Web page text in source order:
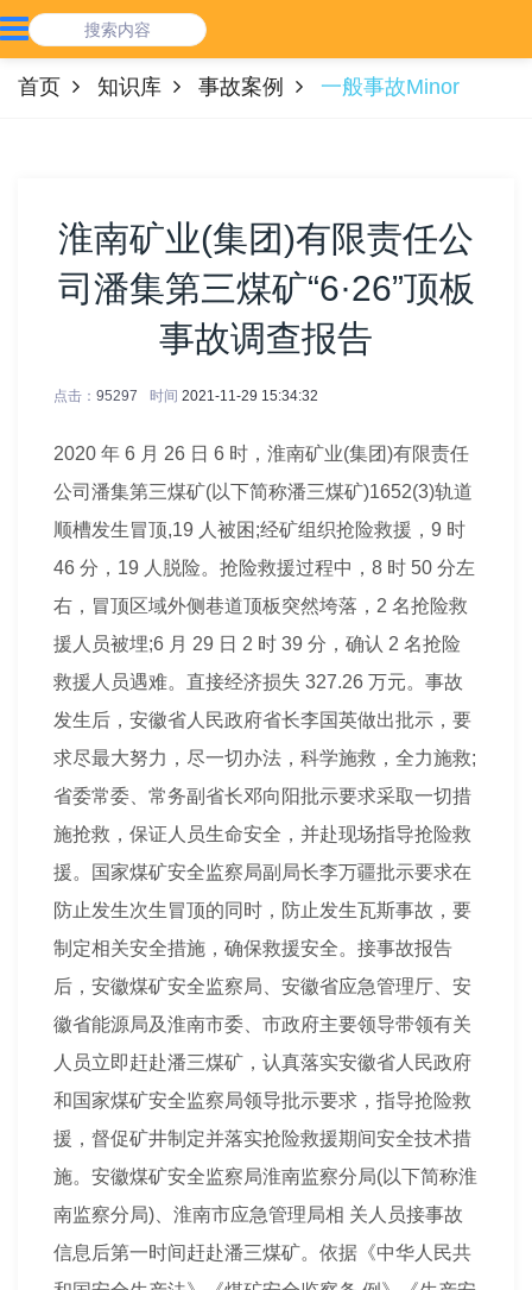
首页 知识库 事故案例 一般事故Minor
淮南矿业(集团)有限责任公
司潘集第三煤矿“6·26”顶板
事故调查报告
点击： 95297 时间 2021-11-29 15:34:32
2020 年 6 月 26 日 6 时，淮南矿业(集团)有限责任
公司潘集第三煤矿(以下简称潘三煤矿)1652(3)轨道
顺槽发生冒顶,19 人被困;经矿组织抢险救援，9 时
46 分，19 人脱险。抢险救援过程中，8 时 50 分左
右，冒顶区域外侧巷道顶板突然垮落，2 名抢险救
援人员被埋;6 月 29 日 2 时 39 分，确认 2 名抢险
救援人员遇难。直接经济损失 327.26 万元。 事故
发生后，安徽省人民政府省长李国英做出批示，要
求尽最大努力，尽一切办法，科学施救，全力施救;
省委常委、常务副省长邓向阳批示要求采取一切措
施抢救，保证人员生命安全 ，并赴现场指导抢险救
援。国家煤矿安全监察局副局长李万疆批示要求在
防止发生次生冒顶的同时，防止发生瓦斯事故 ，要
制定相关安全措施 ，确保救援安全。接事故报告
后，安徽煤矿安全监察局、安徽省应急管理厅、安
徽省能源局及淮南市委、市政府主要领导带领有关
人员立即赶赴潘三煤矿，认真落实安徽省人民政府
和国家煤矿安全监察局领导批示要求，指导抢险救
援，督促矿井制定并落实抢险救援期间安全技术措
施。安徽煤矿安全监察局淮南监察分局(以下简称淮
南监察分局)、淮南市应急管理局相 关人员接事故
信息后第一时间赶赴潘三煤矿。依据《中华人民共